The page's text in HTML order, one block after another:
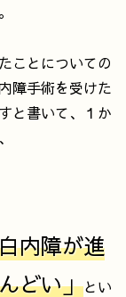
ことについての
障手術を受けた
と書いて、１か
内障が進
どい」とい